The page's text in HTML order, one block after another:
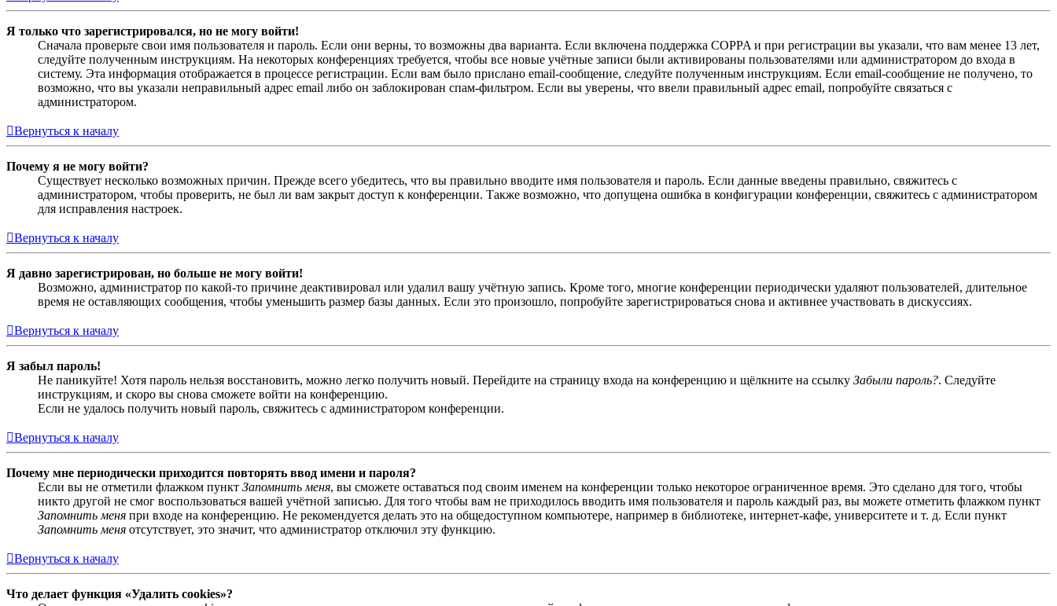
Я только что зарегистрировался, но не могу войти!
Сначала проверьте свои имя пользователя и пароль. Если они верны, то возможны два варианта. Если включена поддержка COPPA и при регистрации вы указали, что вам менее 13 лет,
следуйте полученным инструкциям. На некоторых конференциях требуется, чтобы все новые учётные записи были активированы пользователями или администратором до входа в
систему. Эта информация отображается в процессе регистрации. Если вам было прислано email-сообщение, следуйте полученным инструкциям. Если email-сообщение не получено, то
возможно, что вы указали неправильный адрес email либо он заблокирован спам-фильтром. Если вы уверены, что ввели правильный адрес email, попробуйте связаться с
администратором.
Вернуться к началу
Почему я не могу войти?
Существует несколько возможных причин. Прежде всего убедитесь, что вы правильно вводите имя пользователя и пароль. Если данные введены правильно, свяжитесь с
администратором, чтобы проверить, не был ли вам закрыт доступ к конференции. Также возможно, что допущена ошибка в конфигурации конференции, свяжитесь с администратором
для исправления настроек.
Вернуться к началу
Я давно зарегистрирован, но больше не могу войти!
Возможно, администратор по какой-то причине деактивировал или удалил вашу учётную запись. Кроме того, многие конференции периодически удаляют пользователей, длительное
время не оставляющих сообщения, чтобы уменьшить размер базы данных. Если это произошло, попробуйте зарегистрироваться снова и активнее участвовать в дискуссиях.
Вернуться к началу
Я забыл пароль!
Не паникуйте! Хотя пароль нельзя восстановить, можно легко получить новый. Перейдите на страницу входа на конференцию и щёлкните на ссылку Забыли пароль?. Следуйте
инструкциям, и скоро вы снова сможете войти на конференцию.
Если не удалось получить новый пароль, свяжитесь с администратором конференции.
Вернуться к началу
Почему мне периодически приходится повторять ввод имени и пароля?
Если вы не отметили флажком пункт Запомнить меня, вы сможете оставаться под своим именем на конференции только некоторое ограниченное время. Это сделано для того, чтобы
никто другой не смог воспользоваться вашей учётной записью. Для того чтобы вам не приходилось вводить имя пользователя и пароль каждый раз, вы можете отметить флажком пункт
Запомнить меня при входе на конференцию. Не рекомендуется делать это на общедоступном компьютере, например в библиотеке, интернет-кафе, университете и т. д. Если пункт
Запомнить меня отсутствует, это значит, что администратор отключил эту функцию.
Вернуться к началу
Что делает функция «Удалить cookies»?